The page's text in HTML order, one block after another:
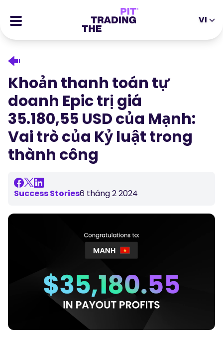
Cổ phiếu
Câu chuyện thành công
Phần thưởng
Công cụ
CÔNG CỤ GIÁO DỤC
Ebooks
Hội thảo trực tuyến
CÔNG CỤ GIAO DỊCH
Lịch Kinh Tế
Giờ nghỉ lễ của thị trường
Trung tâm trợ giúp
Cổng Thông Tin Đối Tác
Đăng ký
VI
DE
ES
IT
JA
VI
Khoản thanh toán tự
doanh Epic trị giá
35.180,55 USD của Mạnh:
Vai trò của Kỷ luật trong
thành công
Success Stories6 tháng 2 2024